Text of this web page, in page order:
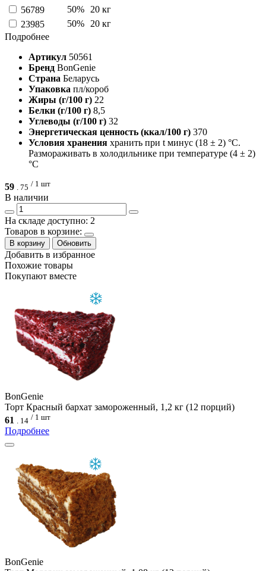
56789
50%
20 кг
23985
50%
20 кг
Подробнее
Артикул 50561
Бренд BonGenie
Страна Беларусь
Упаковка пл/короб
Жиры (г/100 г) 22
Белки (г/100 г) 8,5
Углеводы (г/100 г) 32
Энергетическая ценность (ккал/100 г) 370
Условия хранения хранить при t минус (18 ± 2) °С.
Размораживать в холодильнике при температуре (4 ± 2)
°С
59 . 75 / 1 шт
В наличии
На складе доступно: 2
Товаров в корзине:
В корзину Обновить
Добавить в избранное
Похожие товары
Покупают вместе
BonGenie
Торт Красный бархат замороженный, 1,2 кг (12 порций)
61 . 14 / 1 шт
Подробнее
BonGenie